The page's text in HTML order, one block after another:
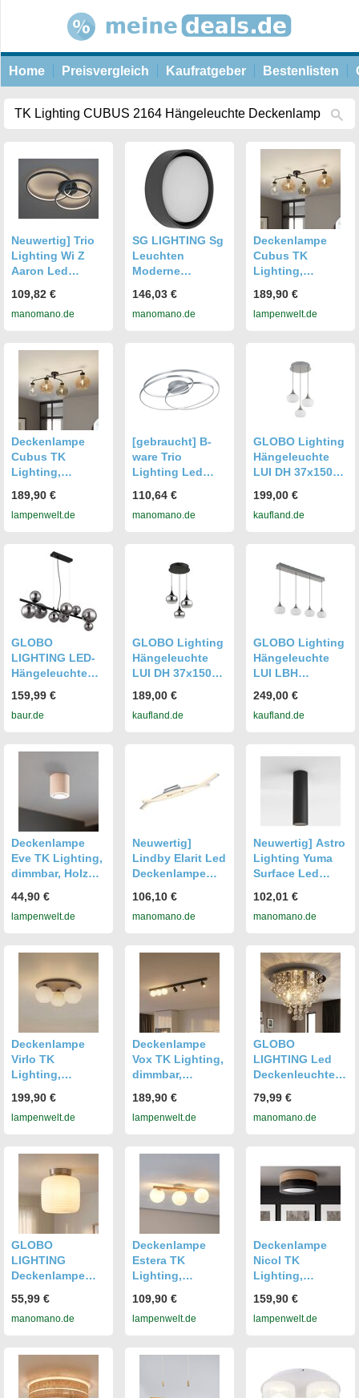
Home Preisvergleich Kaufratgeber Bestenlisten
Neuwertig] Trio
Lighting Wi Z
Aaron Led
Deckenlampe
Deckenlicht
109,82 €
manomano.de
SG LIGHTING Sg
Leuchten
Moderne
Anthrazit Led 7w
146,03 €
manomano.de
Deckenlampe
Cubus TK
Lighting,
transparent, für
Wohn- /
Deckenlampe
189,90 €
lampenwelt.de
Deckenlampe
Cubus TK
Lighting,
transparent, für
Wohn- /
Deckenlampe
189,90 €
lampenwelt.de
[gebraucht] B-
ware Trio
Lighting Led
Leuchte Gale
Deckenleuchte
110,64 €
manomano.de
GLOBO Lighting
Hängeleuchte
LUI DH 37x150
Hängelampe
199,00 €
kaufland.de
GLOBO
LIGHTING LED-
Hängeleuchte
(schwarz matt), 1
Stk., Leuchten,
Glas, Design
Wohnzimmer,
Esszimmer
159,99 €
baur.de
GLOBO Lighting
Hängeleuchte
LUI DH 37x150
Hängelampe
189,00 €
kaufland.de
GLOBO Lighting
Hängeleuchte
LUI LBH
grau
Hängelampe
249,00 €
kaufland.de
Deckenlampe
Eve TK Lighting,
dimmbar, Holz
Esszimmer, Holz,
Deckenlampe
44,90 €
lampenwelt.de
Neuwertig]
Lindby Elarit Led
Deckenlampe
Deckenlampe
Hängeleuchte
ware
106,10 €
manomano.de
Neuwertig] Astro
Lighting Yuma
Surface Led
Deckenlampe
Leuchte Schwarz
102,01 €
manomano.de
Deckenlampe
Virlo TK
Lighting,
hell, für Wohn- /
Esszimmer, Glas,
199,90 €
lampenwelt.de
Deckenlampe
Vox TK Lighting,
dimmbar,
Wohn- /
Esszimmer, Glas,
189,90 €
lampenwelt.de
GLOBO
LIGHTING Led
Deckenleuchte
Wohnzimmerlam
pe 3-flammig
79,99 €
manomano.de
GLOBO
LIGHTING
Deckenlampe
Wohnzimmerlam
pe Led Nickel
55,99 €
manomano.de
Deckenlampe
Estera TK
Lighting,
hell, für Wohn- /
Esszimmer, Glas,
109,90 €
lampenwelt.de
Deckenlampe
Nicol TK
Lighting,
hell, für Wohn- /
Esszimmer,
159,90 €
lampenwelt.de